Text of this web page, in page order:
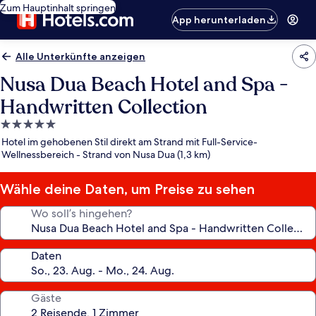
Zum Hauptinhalt springen
App herunterladen
Alle Unterkünfte anzeigen
Nusa Dua Beach Hotel and Spa -
Handwritten Collection
5.0-
Sterne-
Unterkunft
Hotel im gehobenen Stil direkt am Strand mit Full-Service-
Wellnessbereich - Strand von Nusa Dua (1,3 km)
Wähle deine Daten, um Preise zu sehen
Wo soll’s hingehen?
Daten
Gäste